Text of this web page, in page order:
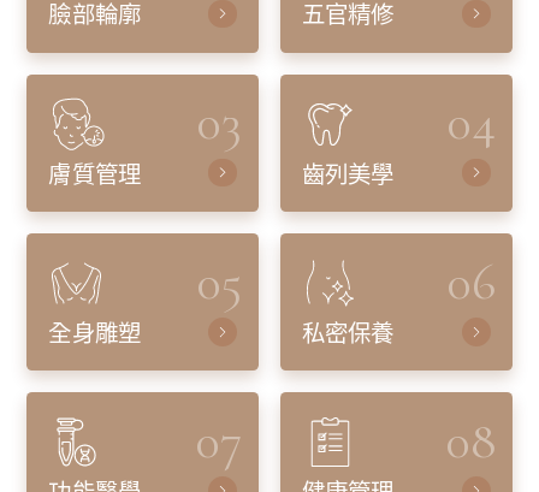
臉部輪廓 五官精修
03
膚質管理
04
齒列美學
05
全身雕塑
06
私密保養
07 08